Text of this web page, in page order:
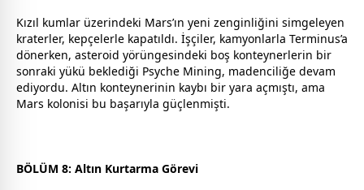
Kızıl kumlar üzerindeki Mars’ın yeni zenginliğini simgeleyen
kraterler, kepçelerle kapatıldı. İşçiler, kamyonlarla Terminus’a
dönerken, asteroid yörüngesindeki boş konteynerlerin bir
sonraki yükü beklediği Psyche Mining, madenciliğe devam
ediyordu. Altın konteynerinin kaybı bir yara açmıştı, ama
Mars kolonisi bu başarıyla güçlenmişti.
BÖLÜM 8: Altın Kurtarma Görevi